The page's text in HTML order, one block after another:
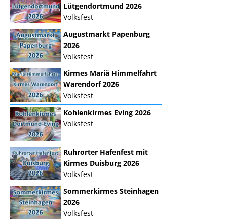
Lütgendortmund 2026
Volksfest
Augustmarkt Papenburg
2026
Volksfest
Kirmes Mariä Himmelfahrt
Warendorf 2026
Volksfest
Kohlenkirmes Eving 2026
Volksfest
Ruhrorter Hafenfest mit
Kirmes Duisburg 2026
Volksfest
Sommerkirmes Steinhagen
2026
Volksfest